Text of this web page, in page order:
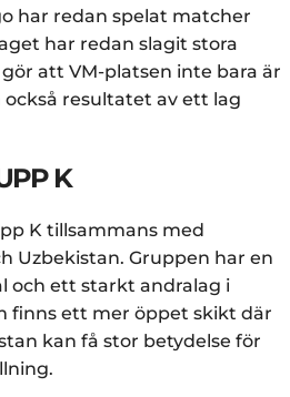
har redan spelat matcher
har redan slagit stora
att VM-platsen inte bara är
resultatet av ett lag
K
K tillsammans med
Uzbekistan. Gruppen har en
och ett starkt andralag i
finns ett mer öppet skikt där
kan få stor betydelse för